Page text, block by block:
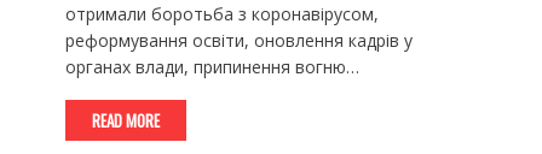
отримали боротьба з коронавірусом,
реформування освіти, оновлення кадрів у
органах влади, припинення вогню…
READ MORE